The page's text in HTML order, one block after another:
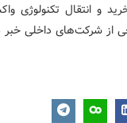
و انتقال تکنولوژی
از شرکت‌های داخلی خبر